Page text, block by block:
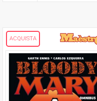
ACQUISTA